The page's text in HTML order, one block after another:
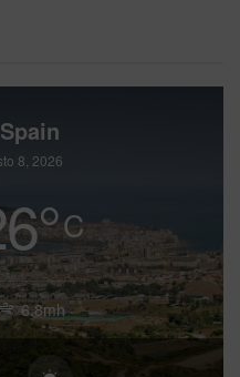
8, 2026
°C
6.8mh